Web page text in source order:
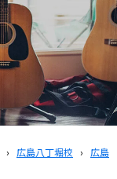
› 広島八丁堀校 ›
広島